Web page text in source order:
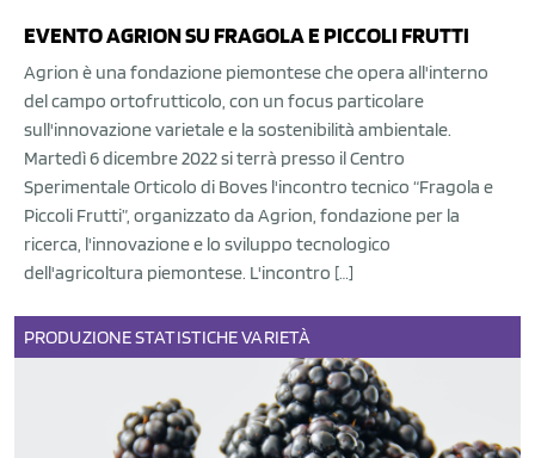
EVENTO AGRION SU FRAGOLA E PICCOLI FRUTTI
Agrion è una fondazione piemontese che opera all'interno
del campo ortofrutticolo, con un focus particolare
sull'innovazione varietale e la sostenibilità ambientale.
Martedì 6 dicembre 2022 si terrà presso il Centro
Sperimentale Orticolo di Boves l'incontro tecnico “Fragola e
Piccoli Frutti”, organizzato da Agrion, fondazione per la
ricerca, l'innovazione e lo sviluppo tecnologico
dell'agricoltura piemontese. L'incontro […]
PRODUZIONESTATISTICHEVARIETÀ